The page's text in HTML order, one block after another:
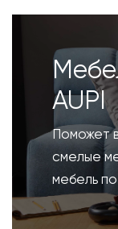
AUPI
Поможет
смелые
мебель